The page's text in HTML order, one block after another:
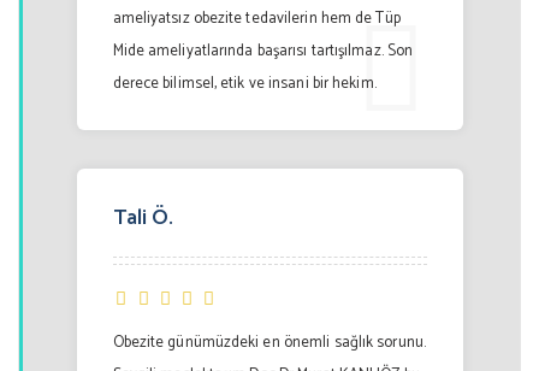
ameliyatsız obezite tedavilerin hem de Tüp
Mide ameliyatlarında başarısı tartışılmaz. Son
derece bilimsel, etik ve insani bir hekim.
Tali Ö.
Obezite günümüzdeki en önemli sağlık sorunu.